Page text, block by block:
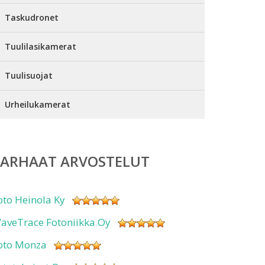
Taskudronet
Tuulilasikamerat
Tuulisuojat
Urheilukamerat
ARVOSTELUT
Heinola Ky
Fotoniikka Oy
Monza